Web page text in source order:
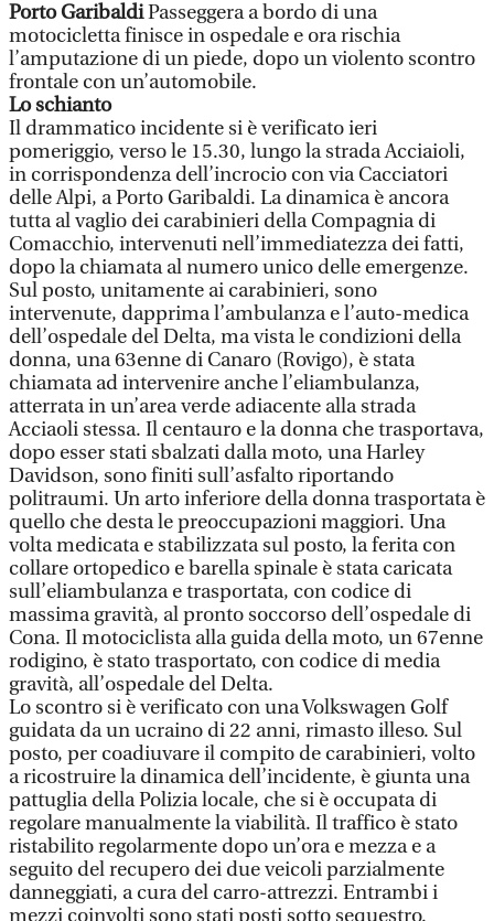
Porto GaribaldiPasseggera a bordo di una
motocicletta finisce in ospedale e ora rischia
l’amputazione di un piede, dopo un violento scontro
frontale con un’automobile.
Lo schianto
Il drammatico incidente si è verificato ieri
pomeriggio, verso le 15.30, lungo la strada Acciaioli,
in corrispondenza dell’incrocio con via Cacciatori
delle Alpi, a Porto Garibaldi. La dinamica è ancora
tutta al vaglio dei carabinieri della Compagnia di
Comacchio, intervenuti nell’immediatezza dei fatti,
dopo la chiamata al numero unico delle emergenze.
Sul posto, unitamente ai carabinieri, sono
intervenute, dapprima l’ambulanza e l’auto-medica
dell’ospedale del Delta, ma vista le condizioni della
donna, una 63enne di Canaro (Rovigo), è stata
chiamata ad intervenire anche l’eliambulanza,
atterrata in un’area verde adiacente alla strada
Acciaoli stessa. Il centauro e la donna che trasportava,
dopo esser stati sbalzati dalla moto, una Harley
Davidson, sono finiti sull’asfalto riportando
politraumi. Un arto inferiore della donna trasportata è
quello che desta le preoccupazioni maggiori. Una
volta medicata e stabilizzata sul posto, la ferita con
collare ortopedico e barella spinale è stata caricata
sull’eliambulanza e trasportata, con codice di
massima gravità, al pronto soccorso dell’ospedale di
Cona. Il motociclista alla guida della moto, un 67enne
rodigino, è stato trasportato, con codice di media
gravità, all’ospedale del Delta.
Lo scontro si è verificato con una Volkswagen Golf
guidata da un ucraino di 22 anni, rimasto illeso. Sul
posto, per coadiuvare il compito de carabinieri, volto
a ricostruire la dinamica dell’incidente, è giunta una
pattuglia della Polizia locale, che si è occupata di
regolare manualmente la viabilità. Il traffico è stato
ristabilito regolarmente dopo un’ora e mezza e a
seguito del recupero dei due veicoli parzialmente
danneggiati, a cura del carro-attrezzi. Entrambi i
mezzi coinvolti sono stati posti sotto sequestro.